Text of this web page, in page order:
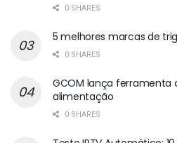
0 SHARES
5 melhores marcas de
0 SHARES
GCOM lança ferramenta
alimentação
0 SHARES